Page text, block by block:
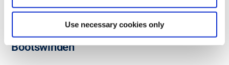
Use necessary cookies only
Bootswinden